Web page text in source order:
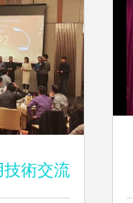
技術交流